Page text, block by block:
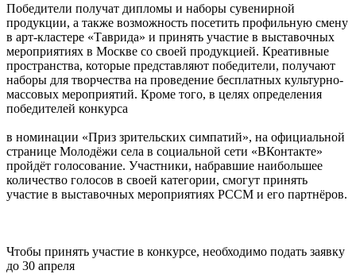
Победители получат дипломы и наборы сувенирной
продукции, а также возможность посетить профильную смену
в арт-кластере «Таврида» и принять участие в выставочных
мероприятиях в Москве со своей продукцией. Креативные
пространства, которые представляют победители, получают
наборы для творчества на проведение бесплатных культурно-
массовых мероприятий. Кроме того, в целях определения
победителей конкурса
в номинации «Приз зрительских симпатий», на официальной
странице Молодёжи села в социальной сети «ВКонтакте»
пройдёт голосование. Участники, набравшие наибольшее
количество голосов в своей категории, смогут принять
участие в выставочных мероприятиях РССМ и его партнёров.
Чтобы принять участие в конкурсе, необходимо подать заявку
до 30 апреля